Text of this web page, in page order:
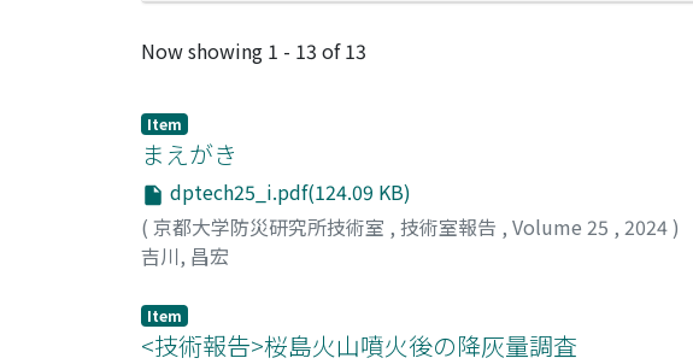
Recent Submissions
Now showing 1 - 13 of 13
Item
まえがき
dptech25_i.pdf(124.09 KB)
( 京都大学防災研究所技術室 , 技術室報告 , Volume 25 , 2024)
吉川, 昌宏
Item
<技術報告>桜島⽕⼭噴⽕後の降灰量調査